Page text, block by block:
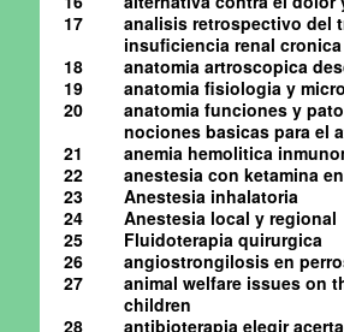
17
analisis retrospectivo del
insuficiencia renal cronica
18
anatomia artroscopica
19
anatomia fisiologia y
20
anatomia funciones y
nociones basicas para el
21
anemia hemolitica
22
anestesia con ketamina
23
Anestesia inhalatoria
24
Anestesia local y regional
25
Fluidoterapia quirurgica
26
angiostrongilosis en
27
animal welfare issues on
children
28
antibioterapia elegir